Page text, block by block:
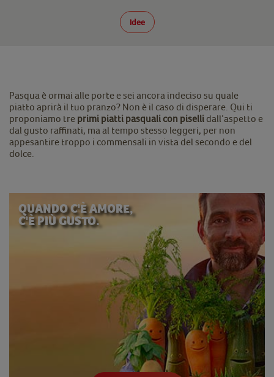
Idee
Pasqua è ormai alle porte e sei ancora indeciso su quale
piatto aprirà il tuo pranzo? Non è il caso di disperare. Qui ti
proponiamo tre primi piatti pasquali con piselli dall’aspetto e
dal gusto raffinati, ma al tempo stesso leggeri, per non
appesantire troppo i commensali in vista del secondo e del
dolce.
QUANDO C'È AMORE,
C'È PIÙ GUSTO.